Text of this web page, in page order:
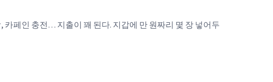
카페인 충전… 지출이 꽤 된다. 지갑에 만 원짜리 몇 장 넣어두